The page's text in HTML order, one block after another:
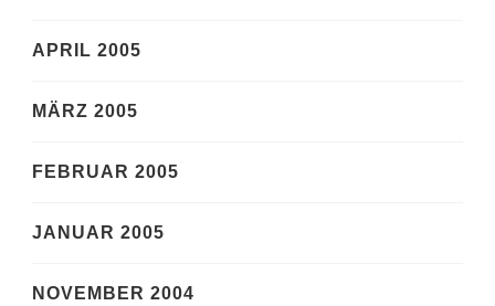
APRIL 2005
MÄRZ 2005
FEBRUAR 2005
JANUAR 2005
NOVEMBER 2004